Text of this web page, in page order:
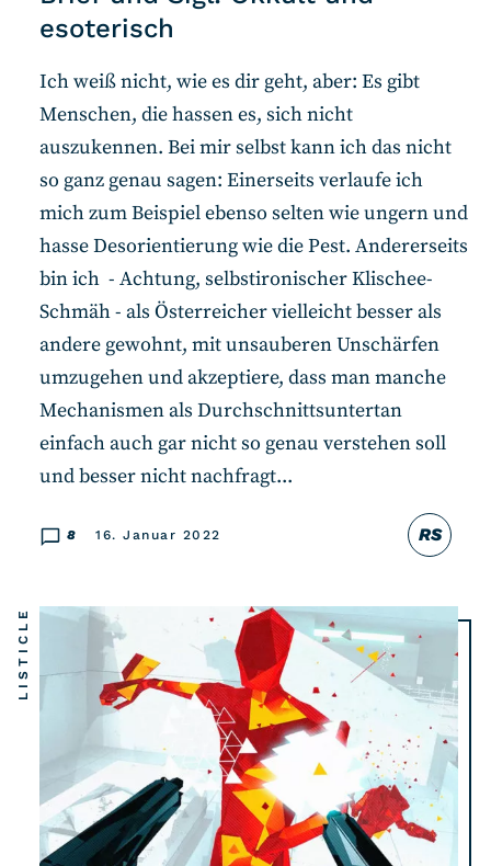
RSS-Feed
COMMUNITY
IMPRESSUM
DATENSCHUTZ
KONTAKT
Unterstützen
esoterisch
RS
8 16. Januar 2022
Ich weiß nicht, wie es dir geht, aber: Es gibt
Menschen, die hassen es, sich nicht
auszukennen. Bei mir selbst kann ich das nicht
so ganz genau sagen: Einerseits verlaufe ich
mich zum Beispiel ebenso selten wie ungern und
hasse Desorientierung wie die Pest. Andererseits
bin ich - Achtung, selbstironischer Klischee-
Schmäh - als Österreicher vielleicht besser als
andere gewohnt, mit unsauberen Unschärfen
umzugehen und akzeptiere, dass man manche
Mechanismen als Durchschnittsuntertan
einfach auch gar nicht so genau verstehen soll
und besser nicht nachfragt...
LISTICLE